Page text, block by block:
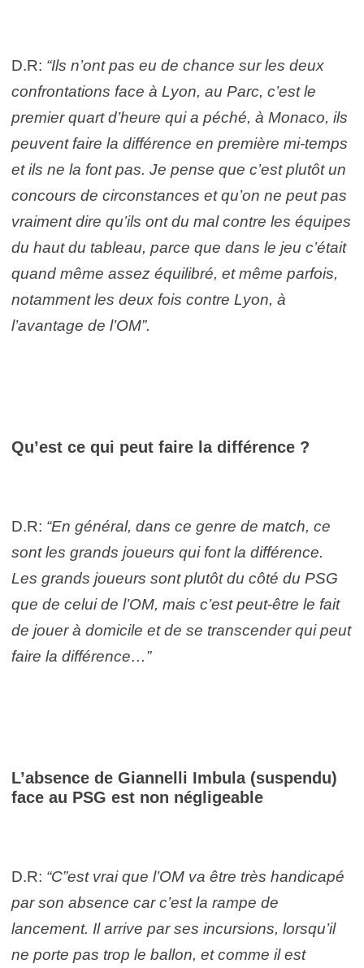
D.R: “Ils n’ont pas eu de chance sur les deux
confrontations face à Lyon, au Parc, c’est le
premier quart d’heure qui a péché, à Monaco, ils
peuvent faire la différence en première mi-temps
et ils ne la font pas. Je pense que c’est plutôt un
concours de circonstances et qu’on ne peut pas
vraiment dire qu’ils ont du mal contre les équipes
du haut du tableau, parce que dans le jeu c’était
quand même assez équilibré, et même parfois,
notamment les deux fois contre Lyon, à
l’avantage de l’OM”.
Qu’est ce qui peut faire la différence ?
D.R: “En général, dans ce genre de match, ce
sont les grands joueurs qui font la différence.
Les grands joueurs sont plutôt du côté du PSG
que de celui de l’OM, mais c’est peut-être le fait
de jouer à domicile et de se transcender qui peut
faire la différence…”
L’absence de Giannelli Imbula (suspendu)
face au PSG est non négligeable
D.R: “C”est vrai que l’OM va être très handicapé
par son absence car c’est la rampe de
lancement. Il arrive par ses incursions, lorsqu’il
ne porte pas trop le ballon, et comme il est